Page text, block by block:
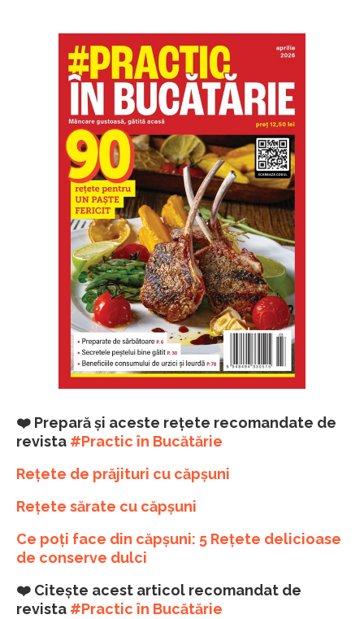
❤️ Prepară și aceste rețete recomandate de
revista #Practic în Bucătărie
Rețete de prăjituri cu căpșuni
Rețete sărate cu căpșuni
Ce poți face din căpșuni: 5 Rețete delicioase
de conserve dulci
❤️ Citește acest articol recomandat de
revista #Practic în Bucătărie